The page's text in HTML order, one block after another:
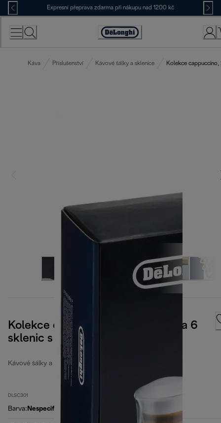
Skip
to
Content
Expresní přeprava zdarma při nákupu nad 1200 kč
Accessibility
Káva Příslušenství Kávové šálky a sklenice Kolekce
Kolekce cappuccino, 270 ml, sada 6
sklenic s dvojitou stěnou
Kávové šálky a sklenice
DLSC301
Barva: Nespecifikované